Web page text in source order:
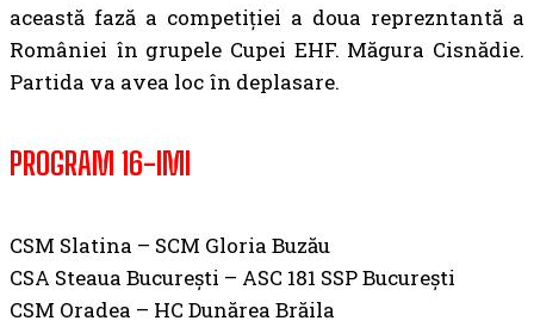
această fază a competiției a doua reprezntantă a
României în grupele Cupei EHF. Măgura Cisnădie.
Partida va avea loc în deplasare.
PROGRAM 16-IMI
CSM Slatina – SCM Gloria Buzău
CSA Steaua București – ASC 181 SSP București
CSM Oradea – HC Dunărea Brăila